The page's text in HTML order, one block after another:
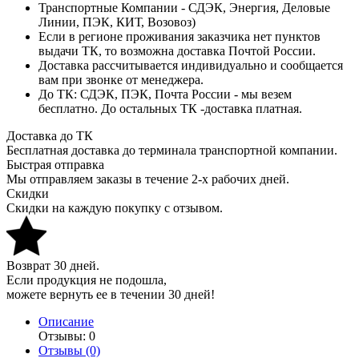
Транспортные Компании - СДЭК, Энергия, Деловые
Линии, ПЭК, КИТ, Возовоз)
Если в регионе проживания заказчика нет пунктов
выдачи ТК, то возможна доставка Почтой России.
Доставка рассчитывается индивидуально и сообщается
вам при звонке от менеджера.
До ТК: СДЭК, ПЭК, Почта России - мы везем
бесплатно. До остальных ТК -доставка платная.
Доставка до ТК
Бесплатная доставка до терминала транспортной компании.
Быстрая отправка
Мы отправляем заказы в течение 2-х рабочих дней.
Скидки
Скидки на каждую покупку с отзывом.
Возврат 30 дней.
Если продукция не подошла,
можете вернуть ее в течении 30 дней!
Описание
Отзывы: 0
Отзывы (0)